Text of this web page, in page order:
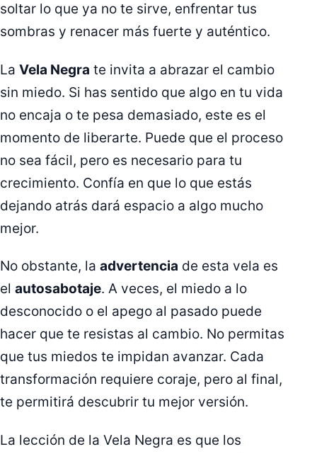
soltar lo que ya no te sirve, enfrentar tus
sombras y renacer más fuerte y auténtico.
La Vela Negra te invita a abrazar el cambio
sin miedo. Si has sentido que algo en tu vida
no encaja o te pesa demasiado, este es el
momento de liberarte. Puede que el proceso
no sea fácil, pero es necesario para tu
crecimiento. Confía en que lo que estás
dejando atrás dará espacio a algo mucho
mejor.
No obstante, la advertencia de esta vela es
el autosabotaje. A veces, el miedo a lo
desconocido o el apego al pasado puede
hacer que te resistas al cambio. No permitas
que tus miedos te impidan avanzar. Cada
transformación requiere coraje, pero al final,
te permitirá descubrir tu mejor versión.
La lección de la Vela Negra es que los